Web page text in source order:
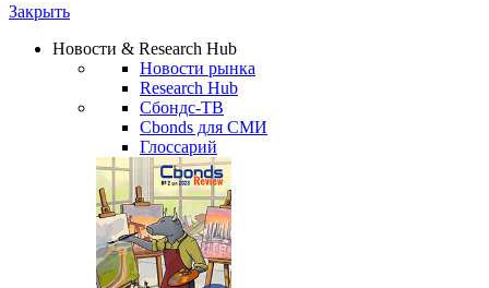
Закрыть
Новости & Research Hub
Новости рынка
Research Hub
Сбондс-ТВ
Cbonds для СМИ
Глоссарий